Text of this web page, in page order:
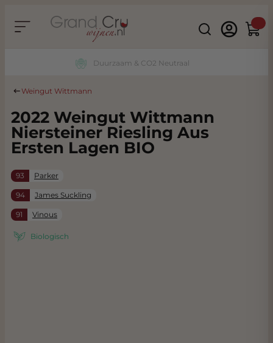
Search
Duurzaam & CO2 Neutraal
Weingut Wittmann
2022 Weingut Wittmann
Niersteiner Riesling Aus
Ersten Lagen BIO
93 Parker
94 James Suckling
91 Vinous
Biologisch